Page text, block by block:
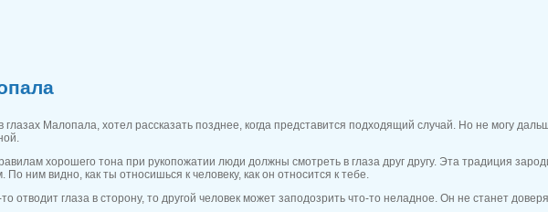
Малопала, хотел рассказать позднее, когда представится подходящий случай. Но не могу
хорошего тона при рукопожатии люди должны смотреть в глаза друг другу. Эта традиция
По ним видно, как ты относишься к человеку, как он относится к тебе.
отводит глаза в сторону, то другой человек может заподозрить что-то неладное. Он не станет